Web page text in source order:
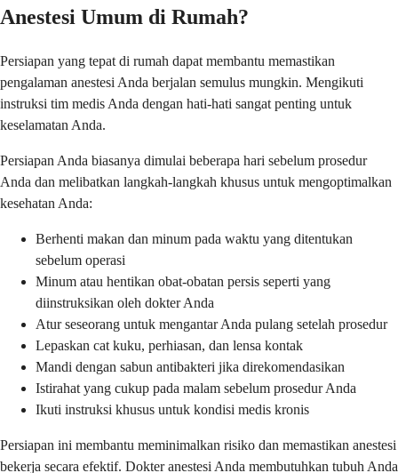
Anestesi Umum di Rumah?
Persiapan yang tepat di rumah dapat membantu memastikan
pengalaman anestesi Anda berjalan semulus mungkin. Mengikuti
instruksi tim medis Anda dengan hati-hati sangat penting untuk
keselamatan Anda.
Persiapan Anda biasanya dimulai beberapa hari sebelum prosedur
Anda dan melibatkan langkah-langkah khusus untuk mengoptimalkan
kesehatan Anda:
Berhenti makan dan minum pada waktu yang ditentukan
sebelum operasi
Minum atau hentikan obat-obatan persis seperti yang
diinstruksikan oleh dokter Anda
Atur seseorang untuk mengantar Anda pulang setelah prosedur
Lepaskan cat kuku, perhiasan, dan lensa kontak
Mandi dengan sabun antibakteri jika direkomendasikan
Istirahat yang cukup pada malam sebelum prosedur Anda
Ikuti instruksi khusus untuk kondisi medis kronis
Persiapan ini membantu meminimalkan risiko dan memastikan anestesi
bekerja secara efektif. Dokter anestesi Anda membutuhkan tubuh Anda